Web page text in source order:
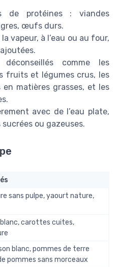
de protéines : viandes
œufs durs.
vapeur, à l’eau ou au four,
comme les
fruits et légumes crus, les
matières grasses, et les
avec de l’eau plate,
ou gazeuses.
sans pulpe, yaourt nature,
carottes cuites,
blanc, pommes de terre
pommes sans morceaux